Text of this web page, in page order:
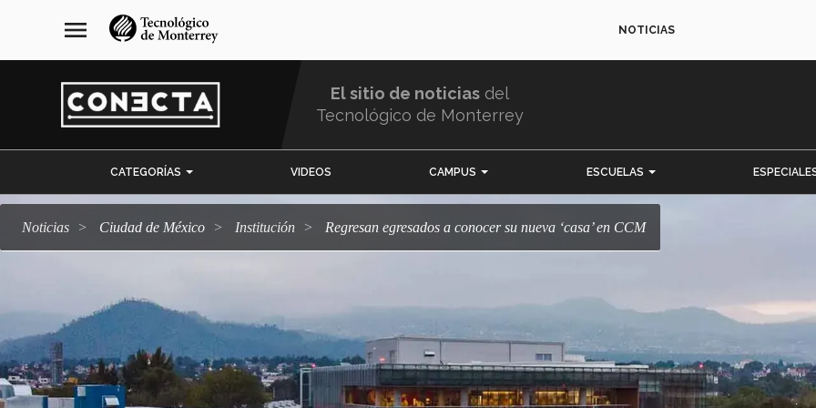
navegación
principal
menu NOTICIAS
El sitio de noticias del
Tecnológico de Monterrey
CATEGORÍAS VIDEOS CAMPUS ESCUELAS
Noticias Ciudad de México Institución Regresan egresados a conocer su nueva ‘casa’ en CCM